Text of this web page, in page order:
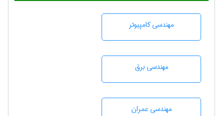
مهندسی كامپيوتر
مهندسی برق
مهندسی عمران